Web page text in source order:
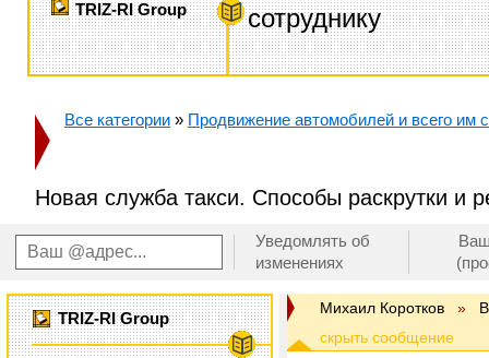
TRIZ-RI Group
сотруднику
Все категории » Продвижение автомобилей и всего им
Новая служба такси. Способы раскрутки и
Уведомлять об
изменениях
TRIZ-RI Group
Михаил Коротков »